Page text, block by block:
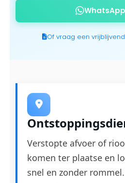
Of vraag een
Verstopte afvoer of
komen ter plaatse en
snel en zonder